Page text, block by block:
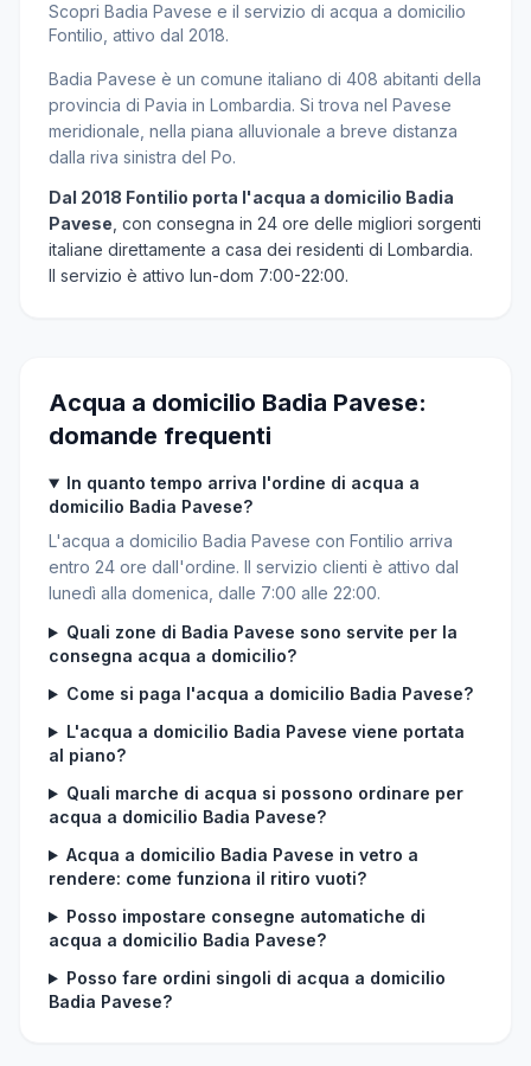
Scopri Badia Pavese e il servizio di acqua a domicilio
Fontilio, attivo dal 2018.
Badia Pavese è un comune italiano di 408 abitanti della
provincia di Pavia in Lombardia. Si trova nel Pavese
meridionale, nella piana alluvionale a breve distanza
dalla riva sinistra del Po.
Dal 2018 Fontilio porta l'acqua a domicilio Badia
Pavese , con consegna in 24 ore delle migliori sorgenti
italiane direttamente a casa dei residenti di Lombardia.
Il servizio è attivo lun-dom 7:00-22:00.
Acqua a domicilio Badia Pavese:
domande frequenti
In quanto tempo arriva l'ordine di acqua a
domicilio Badia Pavese?
L'acqua a domicilio Badia Pavese con Fontilio arriva
entro 24 ore dall'ordine. Il servizio clienti è attivo dal
lunedì alla domenica, dalle 7:00 alle 22:00.
Quali zone di Badia Pavese sono servite per la
consegna acqua a domicilio?
Come si paga l'acqua a domicilio Badia Pavese?
L'acqua a domicilio Badia Pavese viene portata
al piano?
Quali marche di acqua si possono ordinare per
acqua a domicilio Badia Pavese?
Acqua a domicilio Badia Pavese in vetro a
rendere: come funziona il ritiro vuoti?
Posso impostare consegne automatiche di
acqua a domicilio Badia Pavese?
Posso fare ordini singoli di acqua a domicilio
Badia Pavese?